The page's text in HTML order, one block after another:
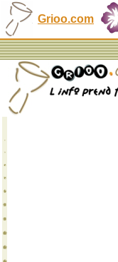
Grioo.com